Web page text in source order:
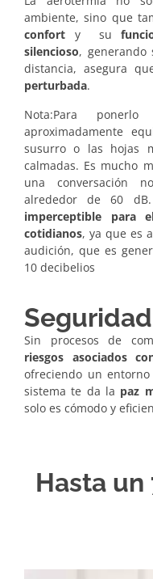
ambiente, sino que
confort y su
silencioso, generando
distancia, asegura
perturbada.
Nota:Para
aproximadamente
susurro o las hojas
calmadas. Es mucho
una conversación
alrededor de 60 dB.
imperceptible para
cotidianos, ya que es
audición, que es
10 decibelios
Sin procesos de
riesgos asociados
ofreciendo un
sistema te da la paz
solo es cómodo y
Hasta un